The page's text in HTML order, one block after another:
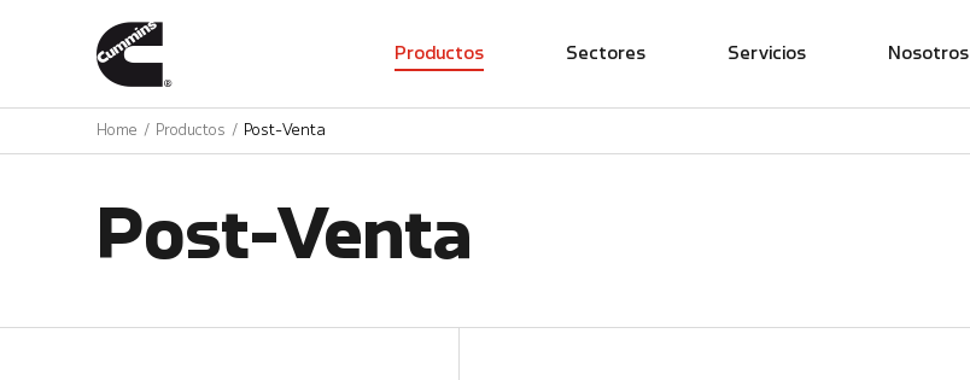
Productos Sectores Servicios Nosotros
Home Productos Post-Venta
Post-Venta